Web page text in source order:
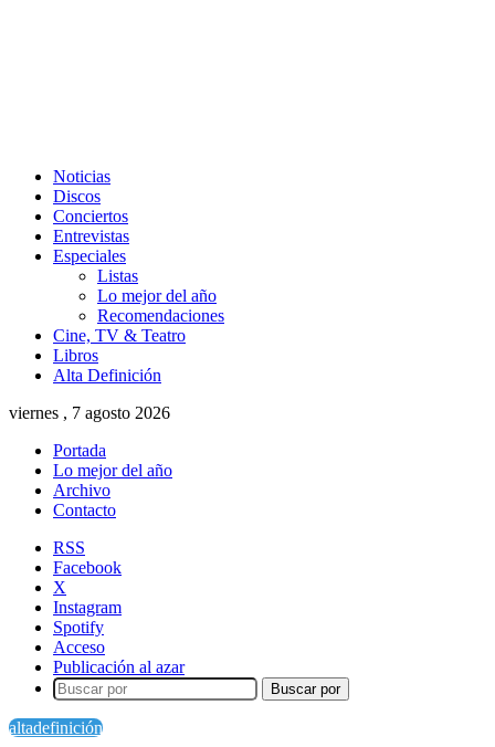
Noticias
Discos
Conciertos
Entrevistas
Especiales
Listas
Lo mejor del año
Recomendaciones
Cine, TV & Teatro
Libros
Alta Definición
viernes , 7 agosto 2026
Portada
Lo mejor del año
Archivo
Contacto
RSS
Facebook
X
Instagram
Spotify
Acceso
Publicación al azar
Buscar por
altadefinición